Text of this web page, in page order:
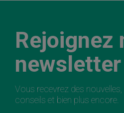
Rejoignez
Vous recevrez des
conseils et bien plus encore.